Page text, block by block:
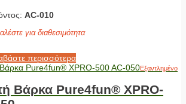
AC-010
για διαθεσιμότητα
περισσότερα
Εξαντλημένο
Βάρκα Pure4fun® XPRO-